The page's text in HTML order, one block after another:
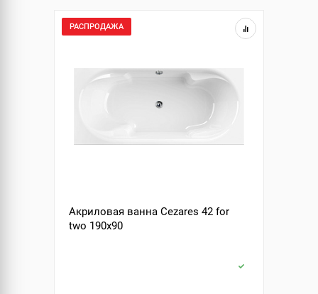
РАСПРОДАЖА
Акриловая ванна Cezares 42 for
two 190x90